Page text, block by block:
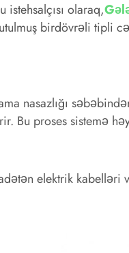
olaraq,
birdövrəli tipli
nasazlığı
Bu proses sistemə
elektrik